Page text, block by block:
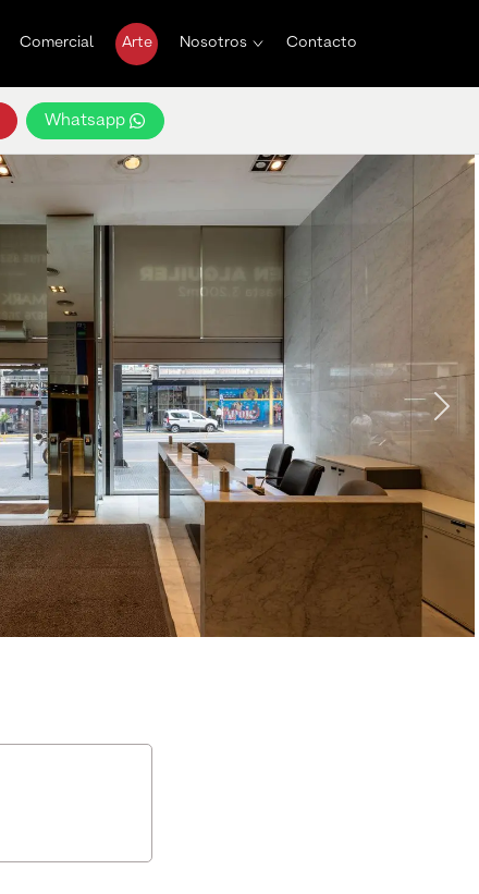
Comercial Arte Nosotros Contacto
Whatsapp